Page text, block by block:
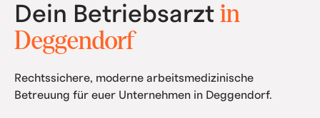
Dein Betriebsarzt in
Deggendorf
Rechtssichere, moderne arbeitsmedizinische
Betreuung für euer Unternehmen in Deggendorf.